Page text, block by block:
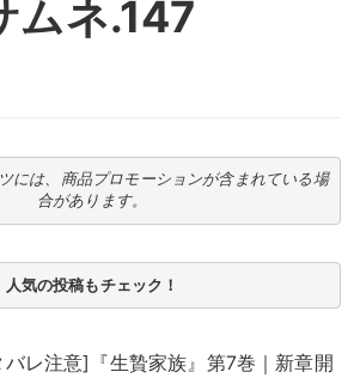
ムネ.147
には、商品プロモーションが含まれている場
合があります。
人気の投稿もチェック！
バレ注意]『生贄家族』第7巻｜新章開